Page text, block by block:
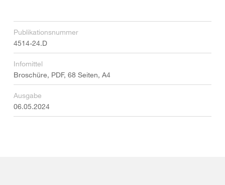
Publikationsnummer
4514-24.D
Infomittel
Broschüre, PDF, 68 Seiten, A4
Ausgabe
06.05.2024